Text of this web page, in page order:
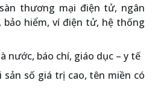
thương mại điện tử, ngân
bảo hiểm, ví điện tử, hệ thống
nước, báo chí, giáo dục – y tế
sản số giá trị cao, tên miền có